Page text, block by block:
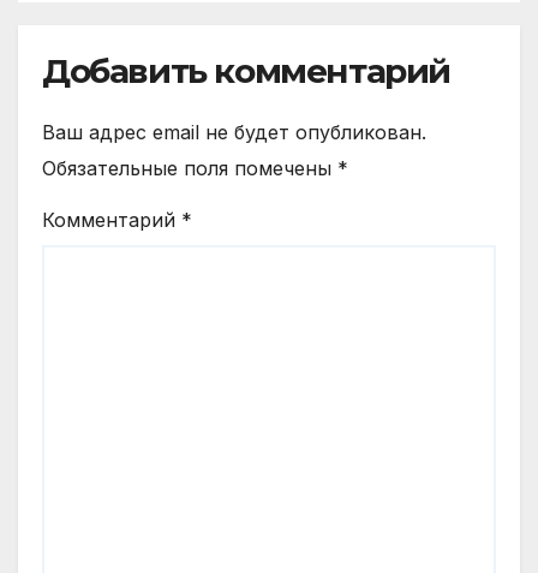
Добавить комментарий
Ваш адрес email не будет опубликован.
Обязательные поля помечены *
Комментарий *